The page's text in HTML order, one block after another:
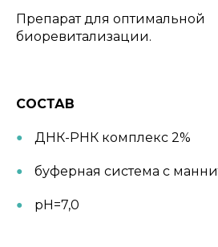
Препарат для оптимальной
биоревитализации.
СОСТАВ
ДНК-РНК комплекс 2%
буферная система с
рН=7,0